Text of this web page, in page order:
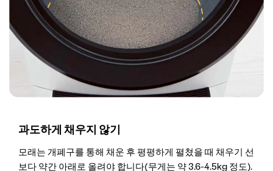
과도하게 채우지 않기
모래는 개폐구를 통해 채운 후 평평하게 펼쳤을 때 채우기 선
보다 약간 아래로 올려야 합니다(무게는 약 3.6-4.5kg 정도).